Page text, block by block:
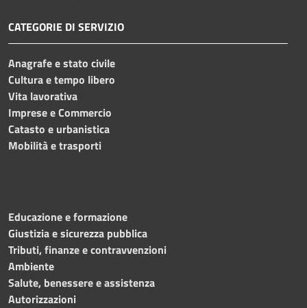
CATEGORIE DI SERVIZIO
Anagrafe e stato civile
Cultura e tempo libero
Vita lavorativa
Imprese e Commercio
Catasto e urbanistica
Mobilità e trasporti
Educazione e formazione
Giustizia e sicurezza pubblica
Tributi, finanze e contravvenzioni
Ambiente
Salute, benessere e assistenza
Autorizzazioni